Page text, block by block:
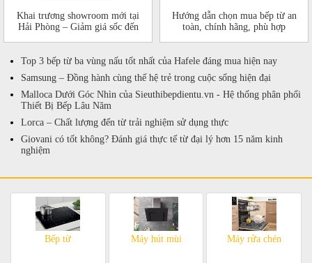
Khai trương showroom mới tại
Hải Phòng – Giảm giá sốc đến
Hướng dẫn chọn mua bếp từ an
toàn, chính hãng, phù hợp
Top 3 bếp từ ba vùng nấu tốt nhất của Hafele đáng mua hiện nay
Samsung – Đồng hành cùng thế hệ trẻ trong cuộc sống hiện đại
Malloca Dưới Góc Nhìn của Sieuthibepdientu.vn - Hệ thống phân phối
Thiết Bị Bếp Lâu Năm
Lorca – Chất lượng đến từ trải nghiệm sử dụng thực
Giovani có tốt không? Đánh giá thực tế từ đại lý hơn 15 năm kinh
nghiệm
Bếp từ Máy hút mùi Máy rửa chén